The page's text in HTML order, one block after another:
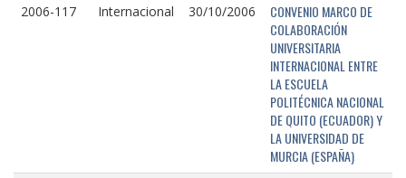
2006-117 Internacional 30/10/2006
CONVENIO MARCO DE
COLABORACIÓN
UNIVERSITARIA
INTERNACIONAL ENTRE
LA ESCUELA
POLITÉCNICA NACIONAL
DE QUITO (ECUADOR) Y
LA UNIVERSIDAD DE
MURCIA (ESPAÑA)